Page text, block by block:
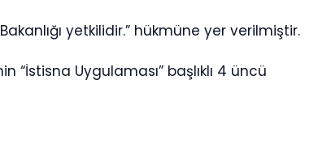
yetkilidir.” hükmüne yer verilmiştir.
“İstisna Uygulaması” başlıklı 4 üncü